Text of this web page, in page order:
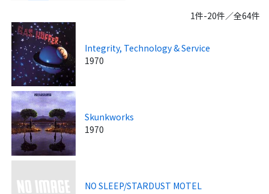
1件-20件／全64件
Integrity, Technology & Service
1970
Skunkworks
1970
NO SLEEP/STARDUST MOTEL